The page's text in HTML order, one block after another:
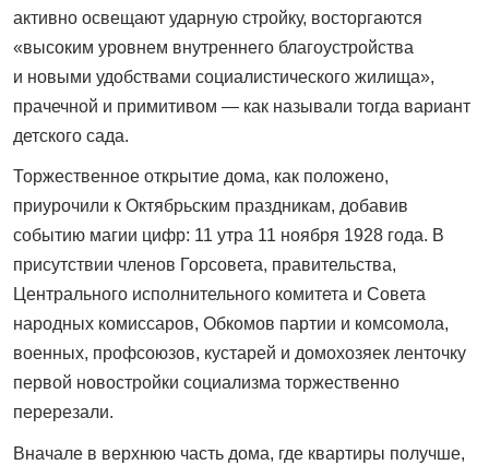
активно освещают ударную стройку, восторгаются
«высоким уровнем внутреннего благоустройства
и новыми удобствами социалистического жилища»,
прачечной и примитивом — как называли тогда вариант
детского сада.
Торжественное открытие дома, как положено,
приурочили к Октябрьским праздникам, добавив
событию магии цифр: 11 утра 11 ноября 1928 года. В
присутствии членов Горсовета, правительства,
Центрального исполнительного комитета и Совета
народных комиссаров, Обкомов партии и комсомола,
военных, профсоюзов, кустарей и домохозяек ленточку
первой новостройки социализма торжественно
перерезали.
Вначале в верхнюю часть дома, где квартиры получше,